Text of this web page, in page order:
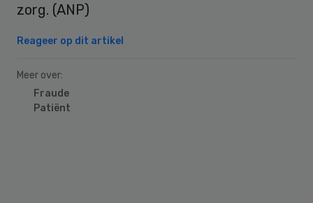
zorg. (ANP)
Reageer op dit artikel
Meer over:
Fraude
Patiënt